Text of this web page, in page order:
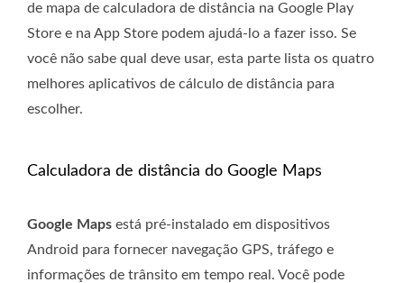
de mapa de calculadora de distância na Google Play
Store e na App Store podem ajudá-lo a fazer isso. Se
você não sabe qual deve usar, esta parte lista os quatro
melhores aplicativos de cálculo de distância para
escolher.
Calculadora de distância do Google Maps
Google Maps está pré-instalado em dispositivos
Android para fornecer navegação GPS, tráfego e
informações de trânsito em tempo real. Você pode